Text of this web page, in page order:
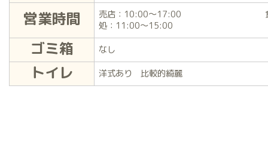
営業時間
売店：10:00～17:00 食
処：11:00～15:00
ゴミ箱 なし
トイレ 洋式あり 比較的綺麗